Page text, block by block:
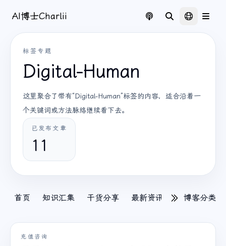
AI博士Charlii
标签专题
Digital-Human
这里聚合了带有“Digital-Human”标签的内容，适合沿着一
个关键词或方法脉络继续看下去。
已发布文章
11
首页 知识汇集 干货分享 最新资讯 Tech 出海
博客分类
充值咨询